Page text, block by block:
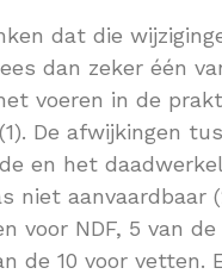
dat die
dan zeker één
voeren in de
De afwijkingen
en het
niet aanvaardbaar
voor NDF, 5 van
de 10 voor vetten.